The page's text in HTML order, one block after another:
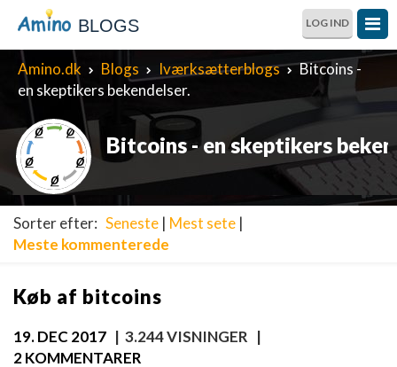
BLOGS LOG IND
Amino.dk Blogs Iværksætterblogs
Bitcoins -
en skeptikers bekendelser.
Bitcoins - en skeptikers
Sorter efter: Seneste | Mest sete |
Meste kommenterede
Køb af bitcoins
19. DEC 2017 | 3.244 VISNINGER |
2 KOMMENTARER